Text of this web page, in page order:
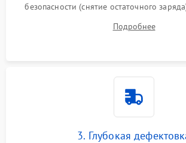
безопасности (снятие остаточного
и кистей для предотвращения
Подробнее
3. Глубокая